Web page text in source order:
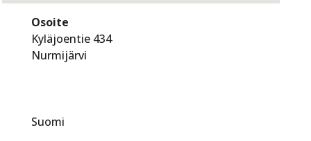
Osoite
Kyläjoentie 434
Nurmijärvi
Suomi